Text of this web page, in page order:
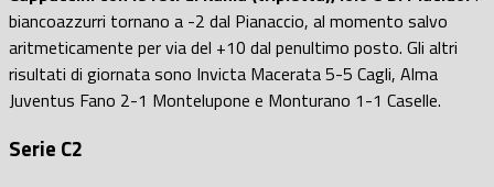
biancoazzurri tornano a -2 dal Pianaccio, al momento salvo
aritmeticamente per via del +10 dal penultimo posto. Gli altri
risultati di giornata sono Invicta Macerata 5-5 Cagli, Alma
Juventus Fano 2-1 Montelupone e Monturano 1-1 Caselle.
Serie C2